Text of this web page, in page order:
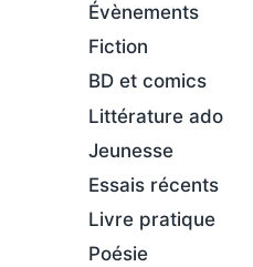
Évènements
Fiction
BD et comics
Littérature ado
Jeunesse
Essais récents
Livre pratique
Poésie